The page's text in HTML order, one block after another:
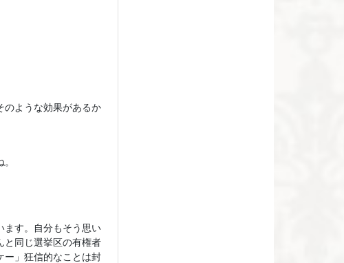
のような効果があるか
ます。自分もそう思い
と同じ選挙区の有権者
ー」狂信的なことは封